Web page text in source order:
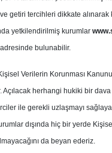
43.09 ₺
%40.18
0
getiri tercihleri dikkate alınarak
yetkilendirilmiş kurumlar
adresinde bulunabilir.
Verilerin Korunması
Açılacak herhangi hukiki bir
ile gerekli uzlaşmayı
dışında hiç bir yerde
da beyan ederiz.